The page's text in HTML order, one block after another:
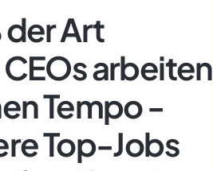
der Art
arbeiten
Tempo -
Top-Jobs